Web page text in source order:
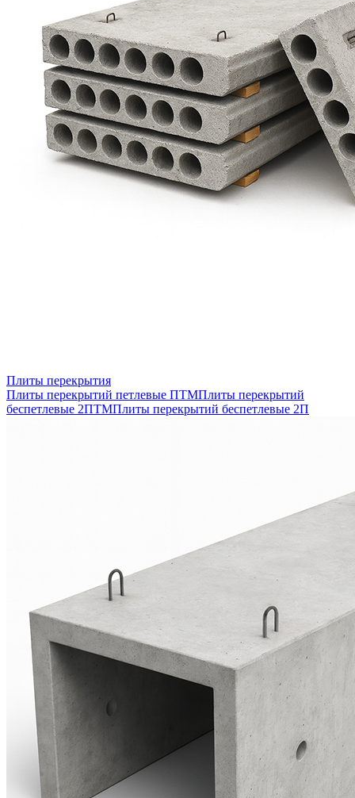
Плиты перекрытия
Плиты перекрытий петлевые ПТМПлиты перекрытий
беспетлевые 2ПТМПлиты перекрытий беспетлевые 2П